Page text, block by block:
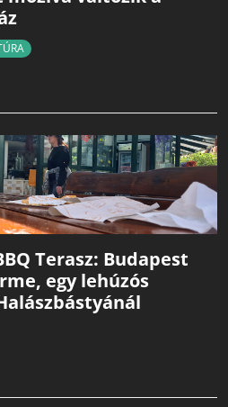
Terasz: Budapest
egy lehúzós